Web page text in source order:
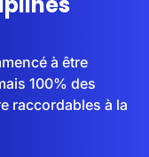
à être
100% des
raccordables à la